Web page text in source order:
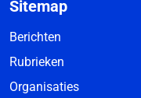
Sitemap
Berichten
Rubrieken
Organisaties